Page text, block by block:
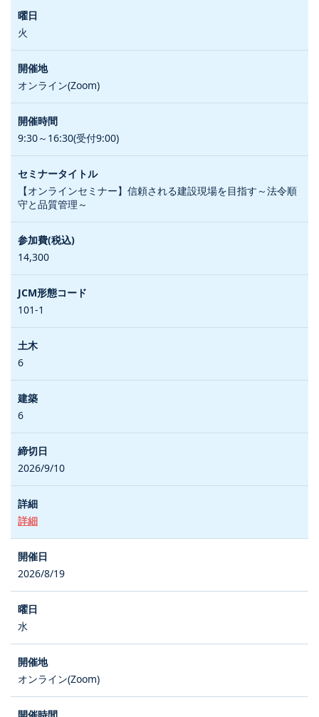
火
オンライン(Zoom)
9:30～16:30(受付9:00)
【オンラインセミナー】信頼される建設現場を目指す～法令順
守と品質管理～
14,300
101-1
6
6
2026/9/10
詳細
2026/8/19
水
オンライン(Zoom)